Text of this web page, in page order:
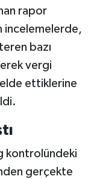
rapor
incelemelerde,
bazı
vergi
elde ettiklerine
kontrolündeki
gerçekte